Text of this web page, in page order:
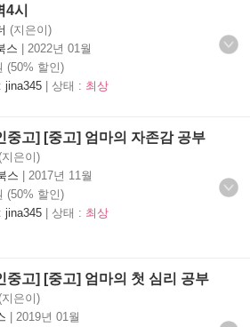
4시
(지은이)
스 | 2022년 01월
(50% 할인)
jina345 | 상태 : 최상
중고] [중고] 엄마의 자존감 공부
(지은이)
스 | 2017년 11월
(50% 할인)
jina345 | 상태 : 최상
중고] [중고] 엄마의 첫 심리 공부
(지은이)
| 2019년 01월